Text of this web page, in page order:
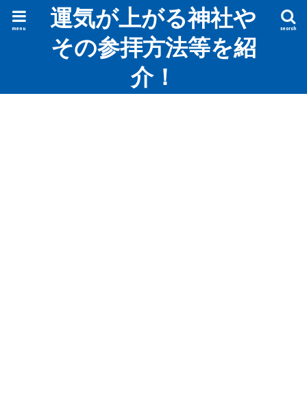
運気が上がる神社や
その参拝方法等を紹
介！
search
menu